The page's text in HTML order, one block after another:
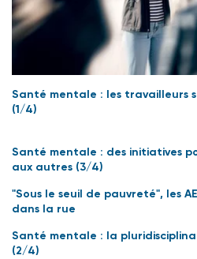
Santé mentale : les travailleurs
(1/4)
Santé mentale : des initiatives
aux autres (3/4)
"Sous le seuil de pauvreté", les
dans la rue
Santé mentale : la
(2/4)